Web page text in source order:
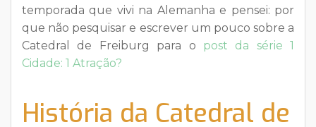
temporada que vivi na Alemanha e pensei: por
que não pesquisar e escrever um pouco sobre a
Catedral de Freiburg para o post da série 1
Cidade: 1 Atração?
História da Catedral de